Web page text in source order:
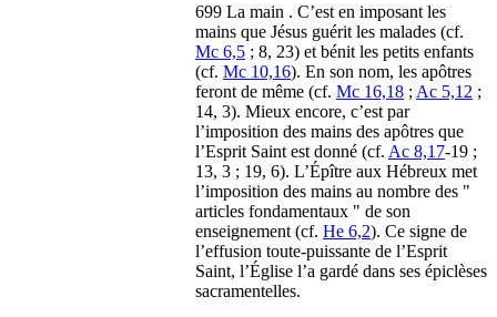
699 La main . C’est en imposant les
mains que Jésus guérit les malades (cf.
Mc 6,5 ; 8, 23) et bénit les petits enfants
(cf. Mc 10,16). En son nom, les apôtres
feront de même (cf. Mc 16,18 ; Ac 5,12 ;
14, 3). Mieux encore, c’est par
l’imposition des mains des apôtres que
l’Esprit Saint est donné (cf. Ac 8,17-19 ;
13, 3 ; 19, 6). L’Épître aux Hébreux met
l’imposition des mains au nombre des "
articles fondamentaux " de son
enseignement (cf. He 6,2). Ce signe de
l’effusion toute-puissante de l’Esprit
Saint, l’Église l’a gardé dans ses épiclèses
sacramentelles.